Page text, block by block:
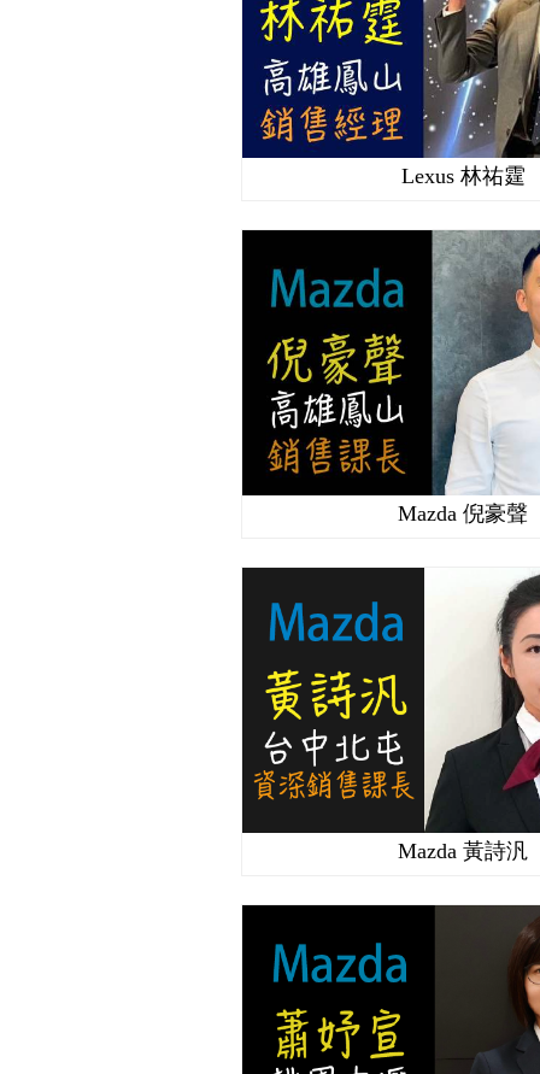
Lexus 林祐霆
Mazda 倪豪聲
Mazda 黃詩汎